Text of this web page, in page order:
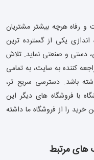
و رفاه هرچه بیشتر مشتریان
یکی از گسترده ترین
دستی و صنعتی نماید. تلاش
کننده به سایت، به تمامی
باشد. دسترسی سریع تر،
با فروشگاه های دیگر این
خرید را از فروشگاه ما داشته
های مرتبط